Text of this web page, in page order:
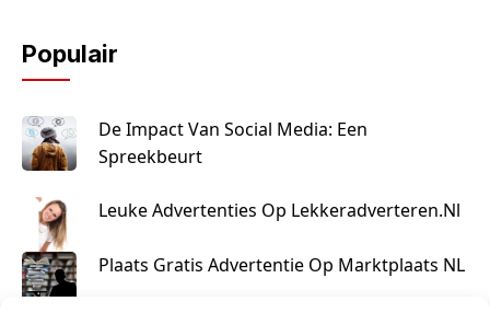
Populair
De Impact Van Social Media: Een
Spreekbeurt
Leuke Advertenties Op Lekkeradverteren.nl
Plaats Gratis Advertentie Op Marktplaats NL